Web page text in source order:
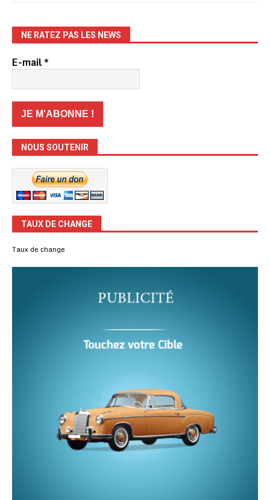
NE RATEZ PAS LES NEWS
E-mail*
NOUS SOUTENIR
TAUX DE CHANGE
Taux de change